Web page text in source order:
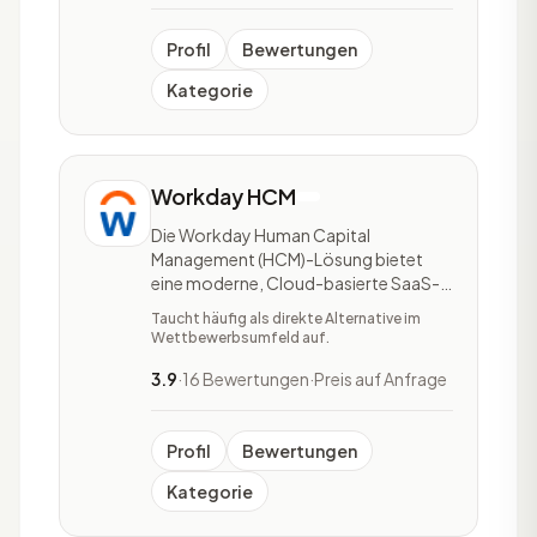
Leistungsmanagement und simple
Berichterstellung ge
Profil
Bewertungen
Kategorie
Workday HCM
Die Workday Human Capital
Management (HCM)-Lösung bietet
eine moderne, Cloud-basierte SaaS-
Plattform für das Management, die
Nutzung und die Weiterentwicklung
und bietet tiefgreifende Analysen und
Taucht häufig als direkte Alternative im
Wettbewerbsumfeld auf.
3.9·16 Bewertungen·Preis auf Anfrage
Profil
Bewertungen
Kategorie